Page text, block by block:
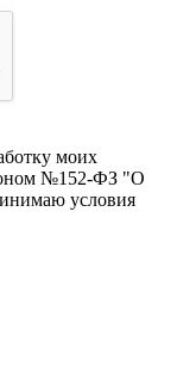
моих
№152-ФЗ "О
условия